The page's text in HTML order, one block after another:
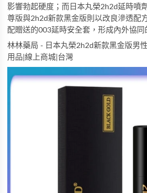
影響勃起硬度；而 日本丸榮2h2d延時噴
尊版與2h2d新款黑金版則以改良滲透配
配贈送的003延時安全套，形成內外協同
林林藥局 - 日本丸榮2h2d新款黑金版男
用品|線上商城|台灣